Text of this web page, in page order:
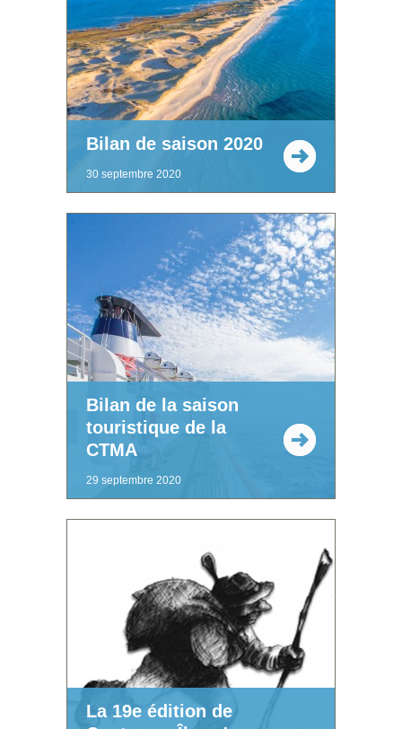
Bilan de saison 2020
30 septembre 2020
Bilan de la saison
touristique de la
CTMA
29 septembre 2020
La 19e édition de